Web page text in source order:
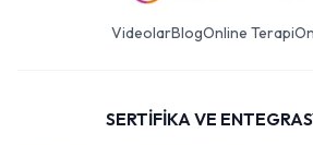
VideolarBlogOnline Terapi
SERTİFİKA VE